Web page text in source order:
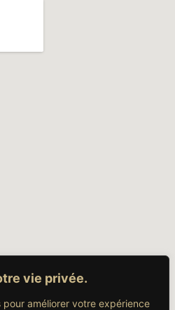
vie privée.
pour améliorer votre expérience